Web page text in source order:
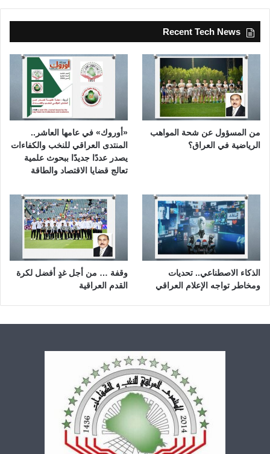
Recent Tech News
من المسؤول عن شحة المواهب
الرياضية في العراق؟
«أوروك» في عامها العاشر..
المنتدى العراقي للنخب والكفاءات
يصدر عددًا جديدًا ببحوث علمية
تعالج قضايا الاقتصاد والطاقة
الذكاء الاصطناعي.. تحديات
ومخاطر تواجه الإعلام العراقي
وقفة … من أجل غدٍ أفضل لكرة
القدم العراقية